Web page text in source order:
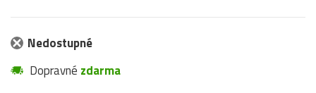
Nedostupné
Dopravné zdarma